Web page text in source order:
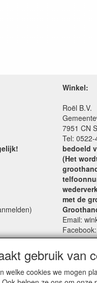
Winkel:
Roël B.V.
7951 CN
Tel:
bedoeld
(Het
met de
Email:
Maandag
gebruik van
welke cookies we mogen